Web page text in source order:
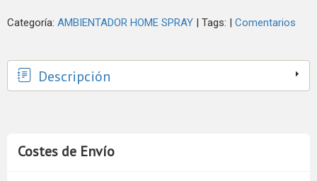
Costes de Envío
Categoría: AMBIENTADOR HOME SPRAY | Tags: | Comentarios
Descripción